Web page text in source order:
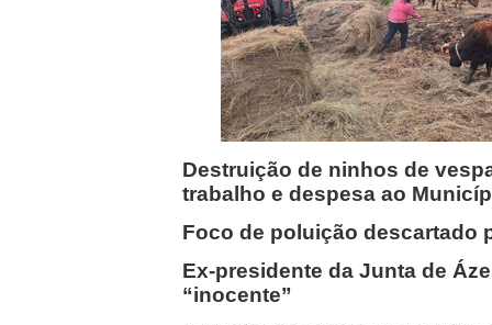
Destruição de ninhos de
trabalho e despesa ao
Foco de poluição descartado
Ex-presidente da Junta de
“inocente”